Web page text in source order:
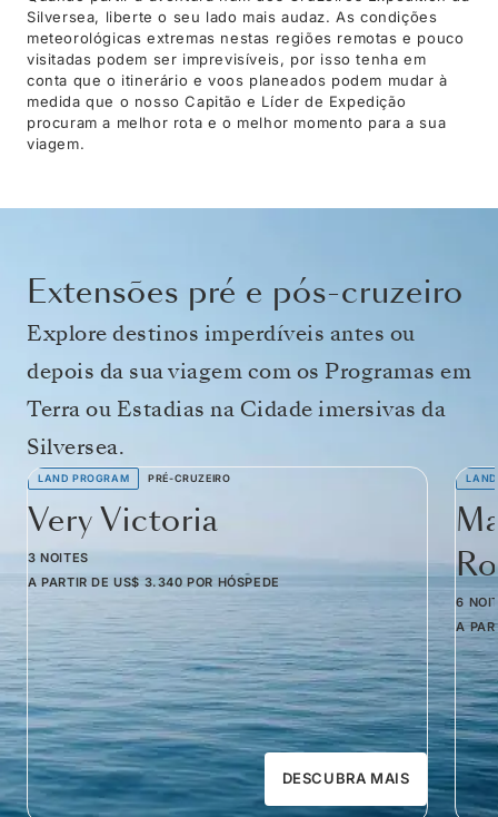
Silversea, liberte o seu lado mais audaz. As condições
meteorológicas extremas nestas regiões remotas e pouco
visitadas podem ser imprevisíveis, por isso tenha em
conta que o itinerário e voos planeados podem mudar à
medida que o nosso Capitão e Líder de Expedição
procuram a melhor rota e o melhor momento para a sua
viagem.
Extensões pré e pós-cruzeiro
Explore destinos imperdíveis antes ou
depois da sua viagem com os Programas em
Terra ou Estadias na Cidade imersivas da
Silversea.
LAND PROGRAM PRÉ-CRUZEIRO
Very Victoria
3 NOITES
A PARTIR DE US$ 3.340 POR HÓSPEDE
DESCUBRA MAIS
6
A